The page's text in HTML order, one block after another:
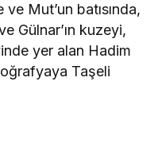
Mut’un batısında,
Gülnar’ın kuzeyi,
yer alan Hadim
Taşeli